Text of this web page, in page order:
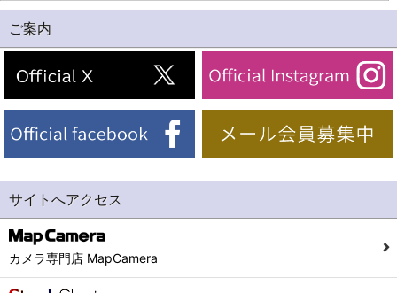
ご案内
サイトへアクセス
カメラ専門店 MapCamera